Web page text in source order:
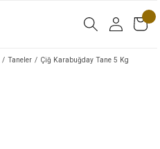
Taneler Çiğ Karabuğday Tane 5 Kg